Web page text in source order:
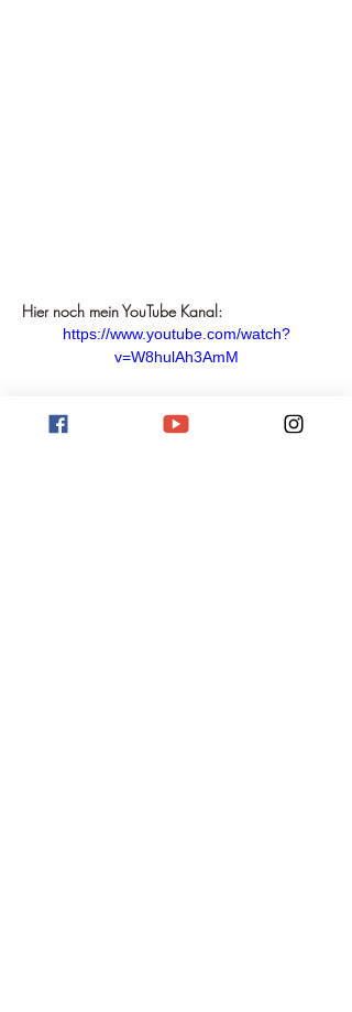
Hier noch mein YouTube Kanal:
https://www.youtube.com/watch?
v=W8hulAh3AmM